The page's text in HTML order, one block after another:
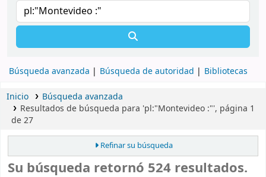
Búsqueda avanzada Búsqueda de autoridad Bibliotecas
Inicio
Búsqueda avanzada
Resultados de búsqueda para 'pl:"Montevideo :"', página 1
de 27
Refinar su búsqueda
Su búsqueda retornó 524 resultados.